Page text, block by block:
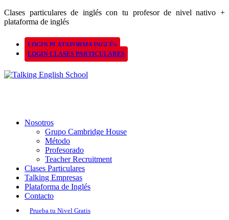
Clases particulares de inglés con tu profesor de nivel nativo +
plataforma de inglés
LOGIN PLATAFORMA INGLÉS
LOGIN CLASES PARTICULARES
Nosotros
Grupo Cambridge House
Método
Profesorado
Teacher Recruitment
Clases Particulares
Talking Empresas
Plataforma de Inglés
Contacto
Prueba tu Nivel Gratis